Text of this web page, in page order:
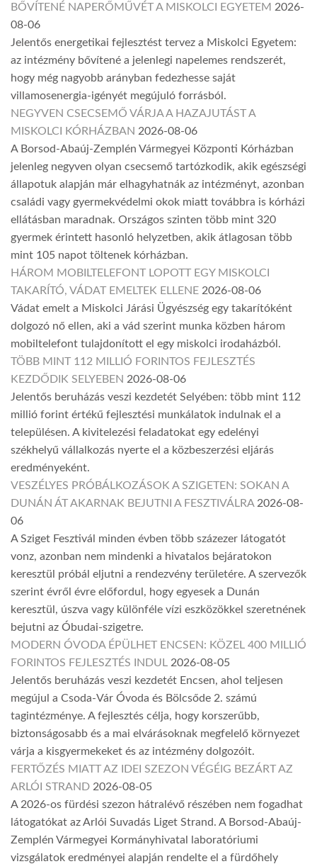
BŐVÍTENÉ NAPERŐMŰVÉT A MISKOLCI EGYETEM 2026-
08-06
Jelentős energetikai fejlesztést tervez a Miskolci Egyetem:
az intézmény bővítené a jelenlegi napelemes rendszerét,
hogy még nagyobb arányban fedezhesse saját
villamosenergia-igényét megújuló forrásból.
NEGYVEN CSECSEMŐ VÁRJA A HAZAJUTÁST A
MISKOLCI KÓRHÁZBAN 2026-08-06
A Borsod-Abaúj-Zemplén Vármegyei Központi Kórházban
jelenleg negyven olyan csecsemő tartózkodik, akik egészségi
állapotuk alapján már elhagyhatnák az intézményt, azonban
családi vagy gyermekvédelmi okok miatt továbbra is kórházi
ellátásban maradnak. Országos szinten több mint 320
gyermek érintett hasonló helyzetben, akik átlagosan több
mint 105 napot töltenek kórházban.
HÁROM MOBILTELEFONT LOPOTT EGY MISKOLCI
TAKARÍTÓ, VÁDAT EMELTEK ELLENE 2026-08-06
Vádat emelt a Miskolci Járási Ügyészség egy takarítóként
dolgozó nő ellen, aki a vád szerint munka közben három
mobiltelefont tulajdonított el egy miskolci irodaházból.
TÖBB MINT 112 MILLIÓ FORINTOS FEJLESZTÉS
KEZDŐDIK SELYEBEN 2026-08-06
Jelentős beruházás veszi kezdetét Selyében: több mint 112
millió forint értékű fejlesztési munkálatok indulnak el a
településen. A kivitelezési feladatokat egy edelényi
székhelyű vállalkozás nyerte el a közbeszerzési eljárás
eredményeként.
VESZÉLYES PRÓBÁLKOZÁSOK A SZIGETEN: SOKAN A
DUNÁN ÁT AKARNAK BEJUTNI A FESZTIVÁLRA 2026-08-
06
A Sziget Fesztivál minden évben több százezer látogatót
vonz, azonban nem mindenki a hivatalos bejáratokon
keresztül próbál eljutni a rendezvény területére. A szervezők
szerint évről évre előfordul, hogy egyesek a Dunán
keresztül, úszva vagy különféle vízi eszközökkel szeretnének
bejutni az Óbudai-szigetre.
MODERN ÓVODA ÉPÜLHET ENCSEN: KÖZEL 400 MILLIÓ
FORINTOS FEJLESZTÉS INDUL 2026-08-05
Jelentős beruházás veszi kezdetét Encsen, ahol teljesen
megújul a Csoda-Vár Óvoda és Bölcsőde 2. számú
tagintézménye. A fejlesztés célja, hogy korszerűbb,
biztonságosabb és a mai elvárásoknak megfelelő környezet
várja a kisgyermekeket és az intézmény dolgozóit.
FERTŐZÉS MIATT AZ IDEI SZEZON VÉGÉIG BEZÁRT AZ
ARLÓI STRAND 2026-08-05
A 2026-os fürdési szezon hátralévő részében nem fogadhat
látogatókat az Arlói Suvadás Liget Strand. A Borsod-Abaúj-
Zemplén Vármegyei Kormányhivatal laboratóriumi
vizsgálatok eredményei alapján rendelte el a fürdőhely